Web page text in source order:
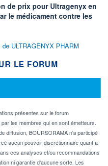
de prix pour Ultragenyx en
le médicament contre les
par
ULTRAGENYX PHARM
LE FORUM
présentes sur le forum
les membres qui en sont émetteurs.
diffusion, BOURSORAMA n'a participé
aucun pouvoir discrétionnaire quant à
ces analyses et/ou recommandations
ni garantie d'aucune sorte. Les